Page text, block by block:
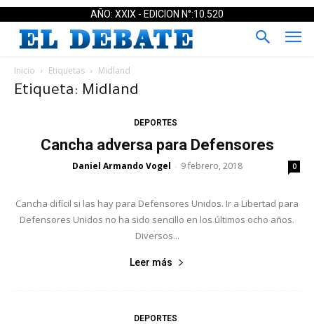
AÑO: XXIX - EDICION N°:10.520
Inicio Etiquetas Midland
Etiqueta: Midland
DEPORTES
Cancha adversa para Defensores
Daniel Armando Vogel - 9 febrero, 2018 0
Cancha difícil si las hay para Defensores Unidos. Ir a Libertad para
Defensores Unidos no ha sido sencillo en los últimos ocho años.
Diversos...
Leer más
DEPORTES